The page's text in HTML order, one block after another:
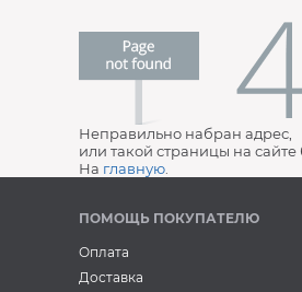
Неправильно набран адрес,
или такой страницы на сайте
На главную
ПОМОЩЬ ПОКУПАТЕЛЮ
Оплата
Доставка